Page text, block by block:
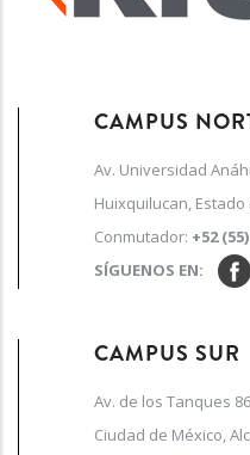
CAMPUS
Av. Universidad
Huixquilucan, Estado
Conmutador: +52
SÍGUENOS EN:
CAMPUS SUR
Av. de los Tanques
Ciudad de México,